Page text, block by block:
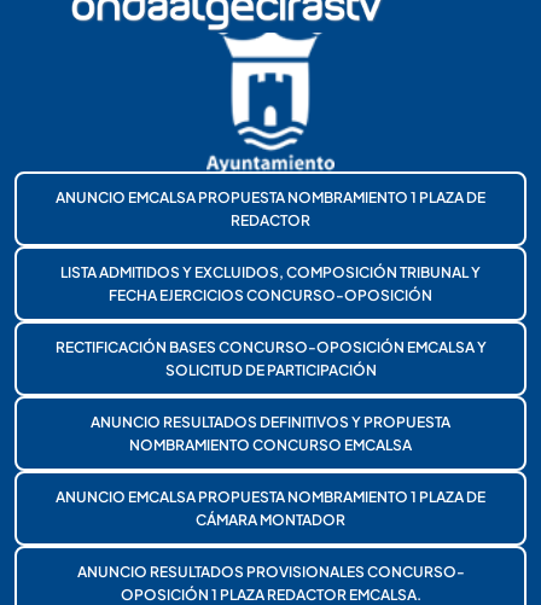
ANUNCIO EMCALSA PROPUESTA NOMBRAMIENTO 1 PLAZA DE
REDACTOR
LISTA ADMITIDOS Y EXCLUIDOS, COMPOSICIÓN TRIBUNAL Y
FECHA EJERCICIOS CONCURSO-OPOSICIÓN
RECTIFICACIÓN BASES CONCURSO-OPOSICIÓN EMCALSA Y
SOLICITUD DE PARTICIPACIÓN
ANUNCIO RESULTADOS DEFINITIVOS Y PROPUESTA
NOMBRAMIENTO CONCURSO EMCALSA
ANUNCIO EMCALSA PROPUESTA NOMBRAMIENTO 1 PLAZA DE
CÁMARA MONTADOR
ANUNCIO RESULTADOS PROVISIONALES CONCURSO-
OPOSICIÓN 1 PLAZA REDACTOR EMCALSA.